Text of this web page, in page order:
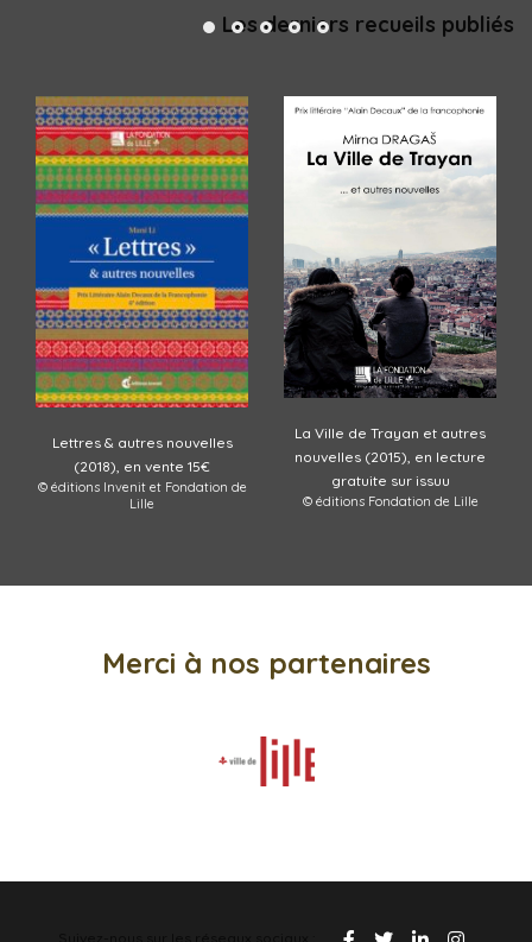
Les derniers recueils publiés
Lettres & autres nouvelles
(2018), en vente 15€
© éditions Invenit et Fondation de
Lille
La Ville de Trayan et autres
nouvelles (2015), en lecture
gratuite sur issuu
© éditions Fondation de Lille
Merci à nos partenaires